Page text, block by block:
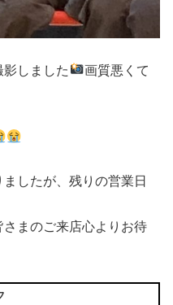
影しました
画質悪くて
したが、残りの営業日
まのご来店心よりお待